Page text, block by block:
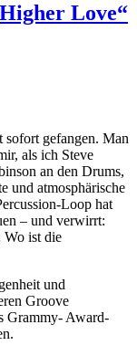
Love“
gefangen. Man
als ich Steve
an den Drums,
und atmosphärische
Loop hat
– und verwirrt:
Wo ist die
und
Groove
Grammy- Award-